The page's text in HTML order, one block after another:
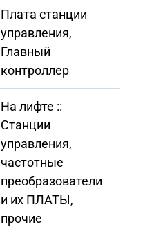
Плата станции
управления,
Главный
контроллер
На лифте ::
Станции
управления,
частотные
преобразователи
и их ПЛАТЫ,
прочие